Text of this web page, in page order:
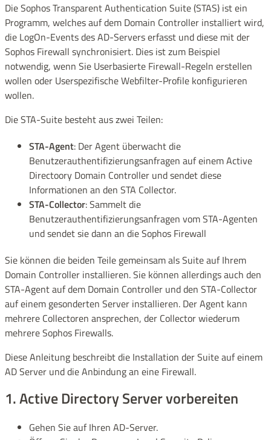
Die Sophos Transparent Authentication Suite (STAS) ist ein
Programm, welches auf dem Domain Controller installiert wird,
die LogOn-Events des AD-Servers erfasst und diese mit der
Sophos Firewall synchronisiert. Dies ist zum Beispiel
notwendig, wenn Sie Userbasierte Firewall-Regeln erstellen
wollen oder Userspezifische Webfilter-Profile konfigurieren
wollen.
Die STA-Suite besteht aus zwei Teilen:
STA-Agent: Der Agent überwacht die
Benutzerauthentifizierungsanfragen auf einem Active
Directoory Domain Controller und sendet diese
Informationen an den STA Collector.
STA-Collector: Sammelt die
Benutzerauthentifizierungsanfragen vom STA-Agenten
und sendet sie dann an die Sophos Firewall
Sie können die beiden Teile gemeinsam als Suite auf Ihrem
Domain Controller installieren. Sie können allerdings auch den
STA-Agent auf dem Domain Controller und den STA-Collector
auf einem gesonderten Server installieren. Der Agent kann
mehrere Collectoren ansprechen, der Collector wiederum
mehrere Sophos Firewalls.
Diese Anleitung beschreibt die Installation der Suite auf einem
AD Server und die Anbindung an eine Firewall.
1. Active Directory Server vorbereiten
Gehen Sie auf Ihren AD-Server.